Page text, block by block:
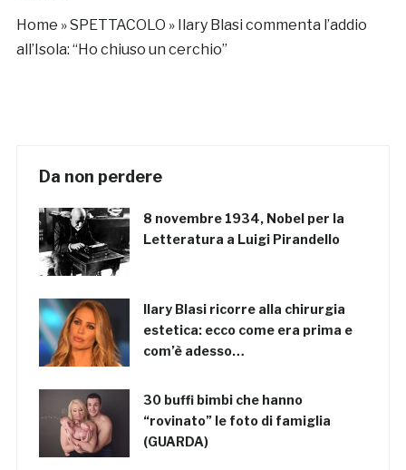
Home »SPETTACOLO »
Ilary Blasi commenta l’addio
all’Isola: “Ho chiuso un cerchio”
Da non perdere
8 novembre 1934, Nobel per la
Letteratura a Luigi Pirandello
Ilary Blasi ricorre alla chirurgia
estetica: ecco come era prima e
com’è adesso…
30 buffi bimbi che hanno
“rovinato” le foto di famiglia
(GUARDA)